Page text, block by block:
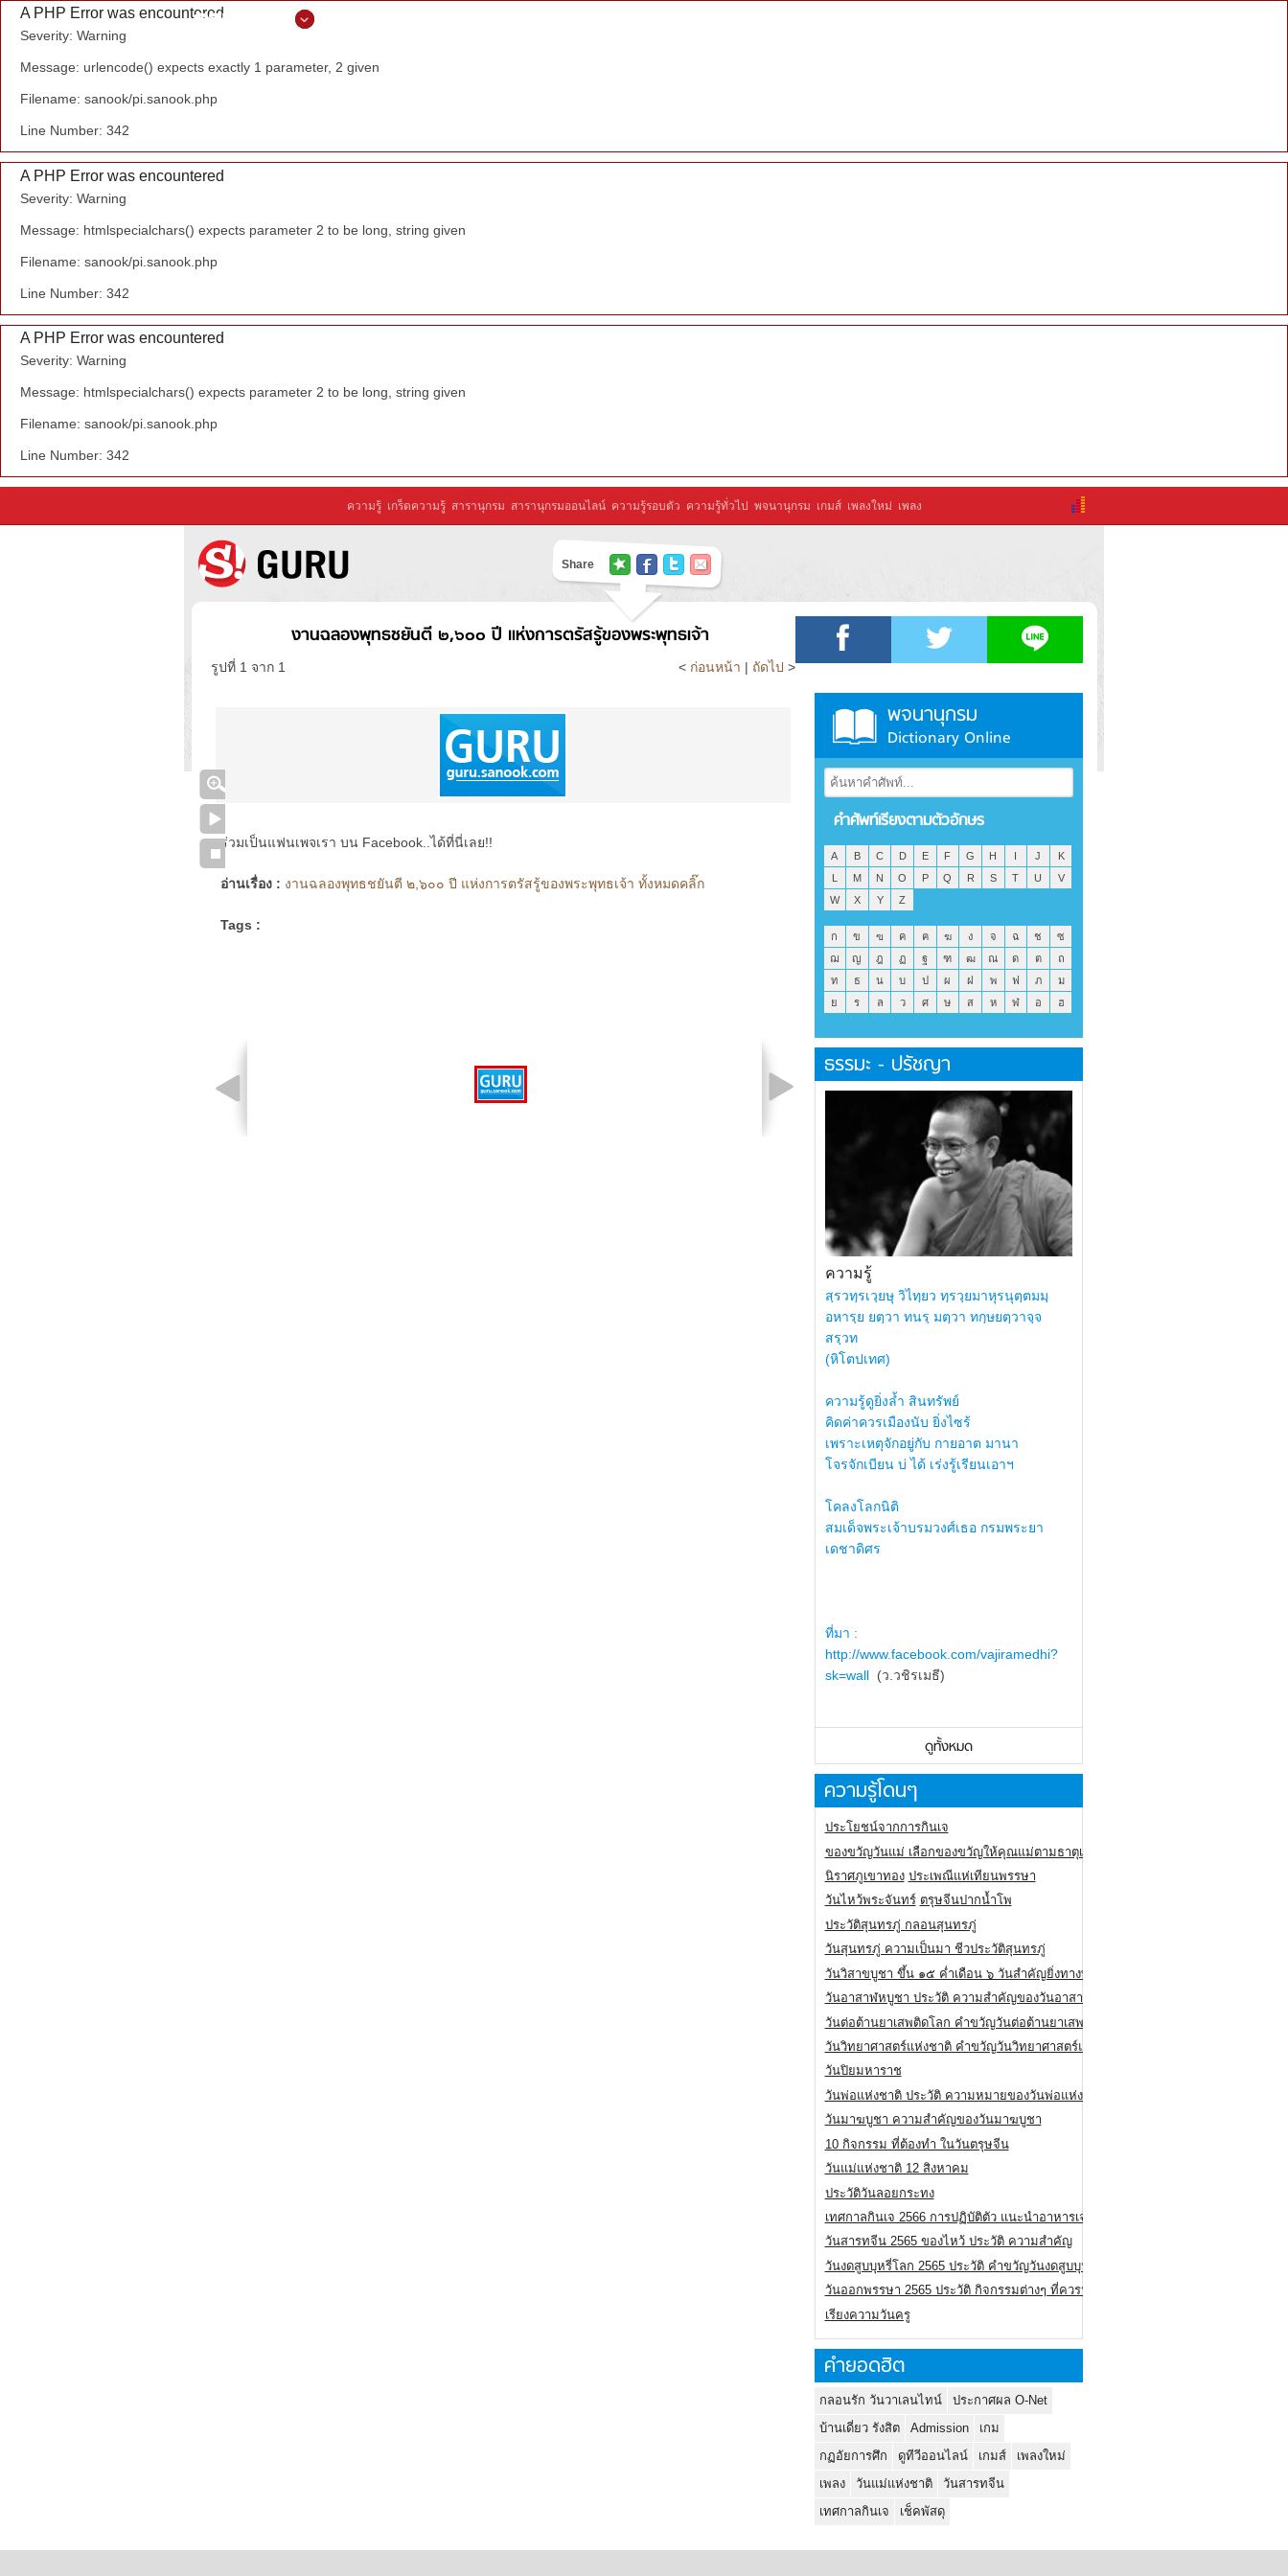
A PHP Error was encountered
Severity: Warning
Message: urlencode() expects exactly 1 parameter, 2 given
Filename: sanook/pi.sanook.php
Line Number: 342
A PHP Error was encountered
Severity: Warning
Message: htmlspecialchars() expects parameter 2 to be long, string given
Filename: sanook/pi.sanook.php
Line Number: 342
A PHP Error was encountered
Severity: Warning
Message: htmlspecialchars() expects parameter 2 to be long, string given
Filename: sanook/pi.sanook.php
Line Number: 342
ความรู้ เกร็ดความรู้ สารานุกรม สารานุกรมออนไลน์ ความรู้รอบตัว ความรู้ทั่วไป พจนานุกรม เกมส์ เพลงใหม่ เพลง
Share
งานฉลองพุทธชยันตี ๒,๖๐๐ ปี แห่งการตรัสรู้ของพระพุทธเจ้า
รูปที่ 1 จาก 1 < ก่อนหน้า | ถัดไป >
ร่วมเป็นแฟนเพจเรา บน Facebook..ได้ที่นี่เลย!!
อ่านเรื่อง : งานฉลองพุทธชยันตี ๒,๖๐๐ ปี แห่งการตรัสรู้ของพระพุทธเจ้า ทั้งหมดคลิ๊ก
Tags :
พจนานุกรม
Dictionary Online
คำศัพท์เรียงตามตัวอักษร
A B C D E F G H I J
K
L
M N O P Q R S T U
V
W
X Y Z
ก ข ฃ ค ฅ ฆ ง จ ฉ ช
ซ
ฌ
ญ ฎ ฏ ฐ ฑ ฒ ณ ด ต
ถ
ท
ธ น บ ป ผ ฝ พ ฟ ภ
ม
ย
ร ล ว ศ ษ ส ห ฬ อ ฮ
ธรรมะ - ปรัชญา
ความรู้
สฺรวทฺรเวฺยษุ วิไทฺยว ทฺรวฺยมาหุรนุตฺตมมฺ
อหารฺย ยตฺวา ทนรฺ มตฺวา ทกฺษยตฺวาจฺจ
สรฺวท
(หิโตปเทศ)
ความรู้ดูยิ่งล้ำ สินทรัพย์
คิดค่าควรเมืองนับ ยิ่งไซร้
เพราะเหตุจักอยู่กับ กายอาต มานา
โจรจักเบียน บ่ ได้ เร่งรู้เรียนเอาฯ
โคลงโลกนิติ
สมเด็จพระเจ้าบรมวงศ์เธอ กรมพระยา
เดชาดิศร
ที่มา :
http://www.facebook.com/vajiramedhi?
sk=wall(ว.วชิรเมธี)
ดูทั้งหมด
ความรู้โดนๆ
ประโยชน์จากการกินเจ
ของขวัญวันแม่ เลือกของขวัญให้คุณแม่ตามธาตุเกิด
นิราศภูเขาทอง ประเพณีแห่เทียนพรรษา
วันไหว้พระจันทร์ ตรุษจีนปากน้ำโพ
ประวัติสุนทรภู่ กลอนสุนทรภู่
วันสุนทรภู่ ความเป็นมา ชีวประวัติสุนทรภู่
วันวิสาขบูชา ขึ้น ๑๕ ค่ำเดือน ๖ วันสำคัญยิ่งทางพระพุทธศาสนา
วันอาสาฬหบูชา ประวัติ ความสําคัญของวันอาสาฬหบูชา
วันต่อต้านยาเสพติดโลก คำขวัญวันต่อต้านยาเสพติดสากล
วันวิทยาศาสตร์แห่งชาติ คำขวัญวันวิทยาศาสตร์แห่งชาติ
วันปิยมหาราช
วันพ่อแห่งชาติ ประวัติ ความหมายของวันพ่อแห่งชาติ
วันมาฆบูชา ความสำคัญของวันมาฆบูชา
10 กิจกรรม ที่ต้องทำ ในวันตรุษจีน
วันแม่แห่งชาติ 12 สิงหาคม
ประวัติวันลอยกระทง
เทศกาลกินเจ 2566 การปฏิบัติตัว แนะนำอาหารเจ
วันสารทจีน 2565 ของไหว้ ประวัติ ความสำคัญ
วันงดสูบบุหรี่โลก 2565 ประวัติ คำขวัญวันงดสูบบุหรี่โลก
วันออกพรรษา 2565 ประวัติ กิจกรรมต่างๆ ที่ควรปฏิบัติ
เรียงความวันครู
คำยอดฮิต
กลอนรัก วันวาเลนไทน์
ประกาศผล O-Net
บ้านเดี่ยว รังสิต
Admission
เกม
กฏอัยการศึก
ดูทีวีออนไลน์ เกมส์
เพลงใหม่
เพลง
วันแม่แห่งชาติ
วันสารทจีน
เทศกาลกินเจ
เช็คพัสดุ